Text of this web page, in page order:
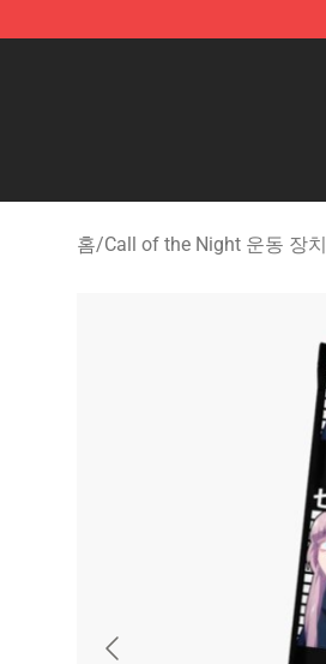
홈/Call of the Night 운동 장치